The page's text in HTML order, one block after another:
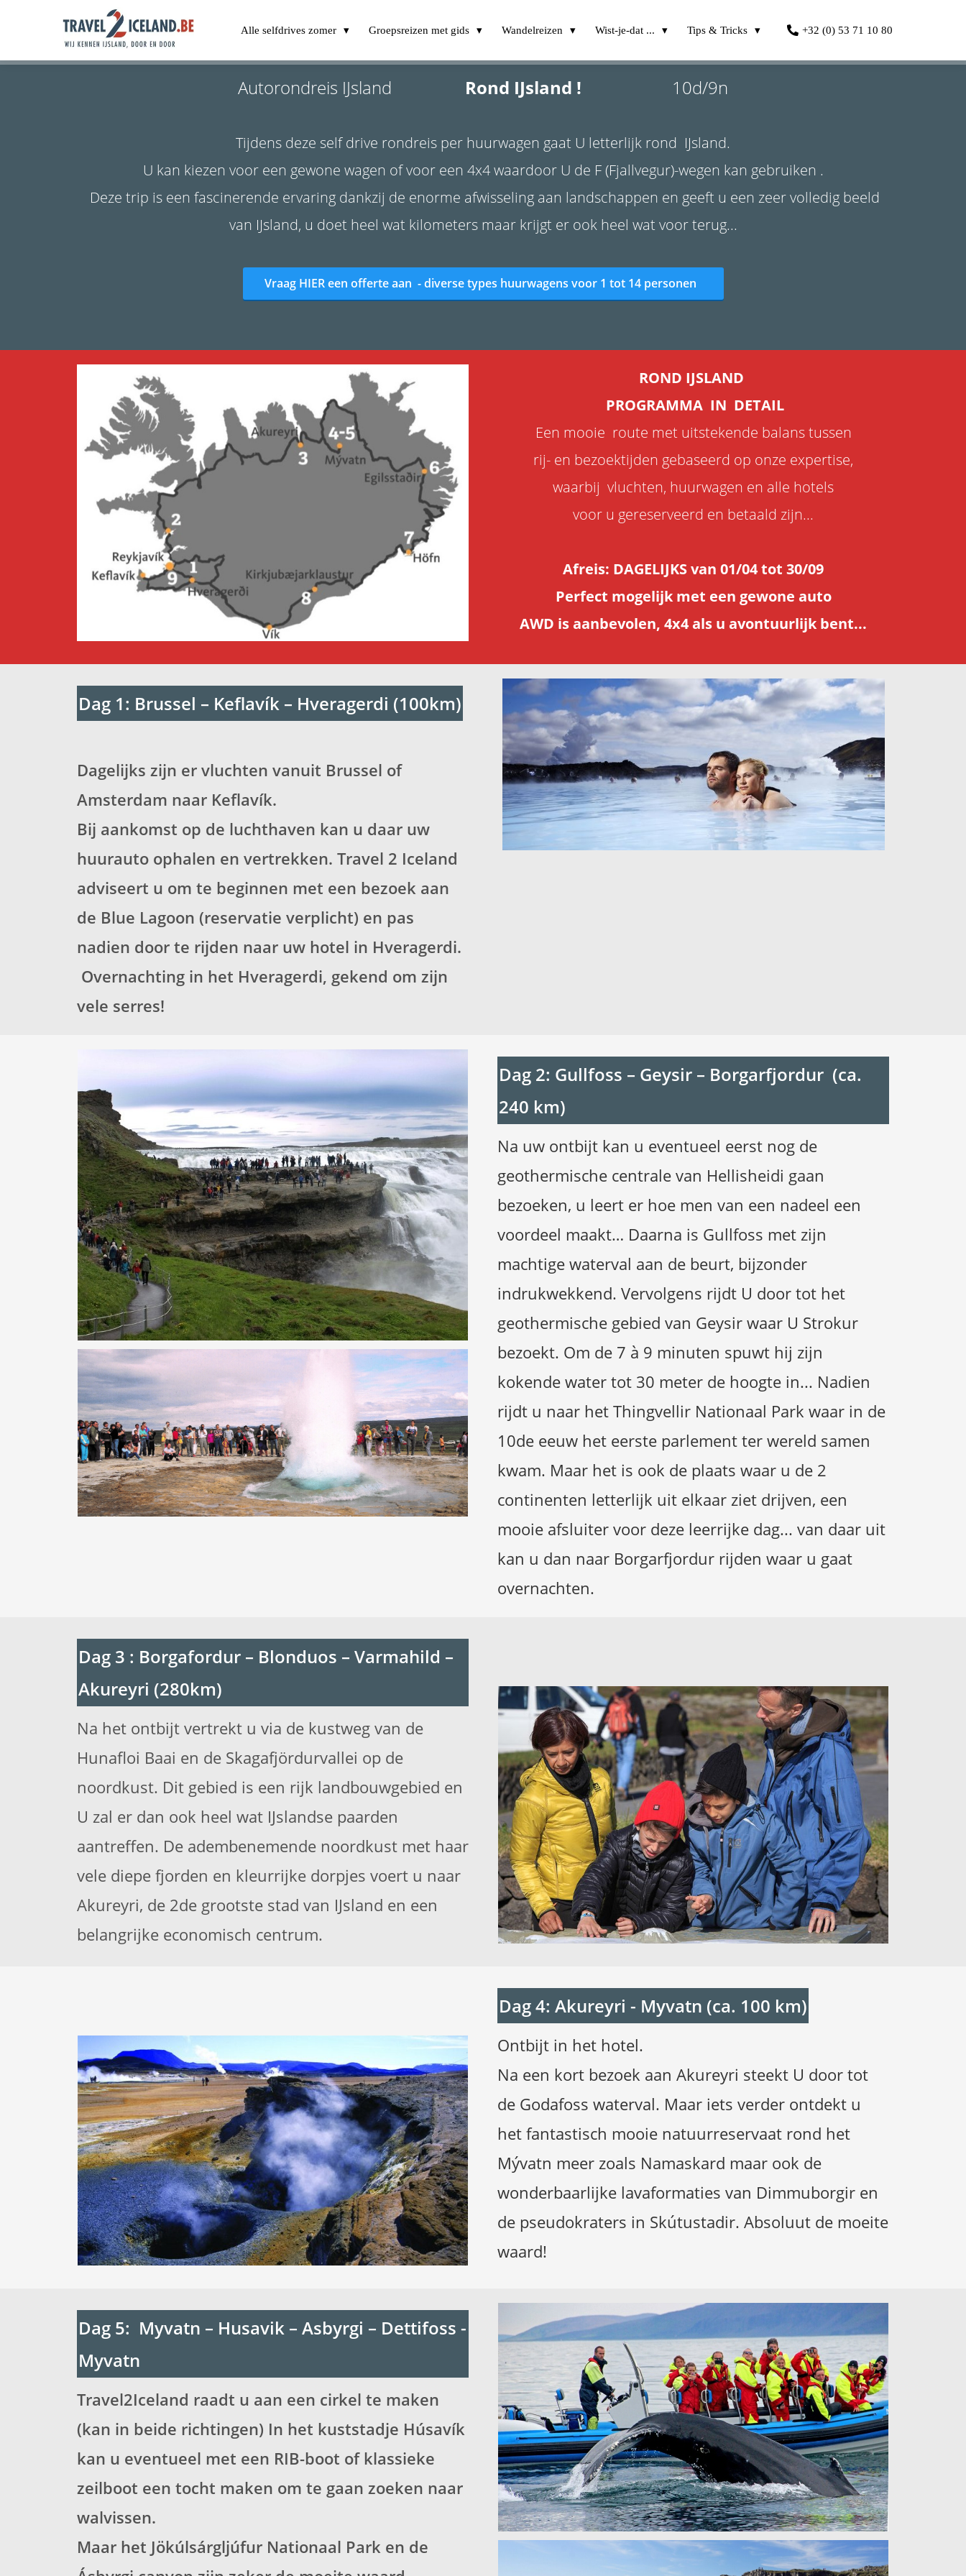
Alle selfdrives zomer Groepsreizen met gids Wandelreizen Wist-je-dat ... Tips & Tricks +32 (0) 53 71 10 80
Autorondreis IJsland Rond IJsland ! 10d/9n
Tijdens deze self drive rondreis per huurwagen gaat U letterlijk rond IJsland.
U kan kiezen voor een gewone wagen of voor een 4x4 waardoor U de F (Fjallvegur)-wegen kan gebruiken .
Deze trip is een fascinerende ervaring dankzij de enorme afwisseling aan landschappen en geeft u een zeer volledig beeld
van IJsland, u doet heel wat kilometers maar krijgt er ook heel wat voor terug...
Vraag HIER een offerte aan - diverse types huurwagens voor 1 tot 14 personen
ROND IJSLAND
PROGRAMMA IN DETAIL
Een mooie route met uitstekende balans tussen
rij- en bezoektijden gebaseerd op onze expertise,
waarbij vluchten, huurwagen en alle hotels
voor u gereserveerd en betaald zijn...
Afreis: DAGELIJKS van 01/04 tot 30/09
Perfect mogelijk met een gewone auto
AWD is aanbevolen, 4x4 als u avontuurlijk bent...
Dag 1: Brussel – Keflavík – Hveragerdi (100km)
Dagelijks zijn er vluchten vanuit Brussel of
Amsterdam naar Keflavík.
Bij aankomst op de luchthaven kan u daar uw
huurauto ophalen en vertrekken. Travel 2 Iceland
adviseert u om te beginnen met een bezoek aan
de Blue Lagoon (reservatie verplicht) en pas
nadien door te rijden naar uw hotel in Hveragerdi.
Overnachting in het Hveragerdi, gekend om zijn
vele serres!
Dag 2: Gullfoss – Geysir – Borgarfjordur (ca.
240 km)
Na uw ontbijt kan u eventueel eerst nog de
geothermische centrale van Hellisheidi gaan
bezoeken, u leert er hoe men van een nadeel een
voordeel maakt… Daarna is Gullfoss met zijn
machtige waterval aan de beurt, bijzonder
indrukwekkend. Vervolgens rijdt U door tot het
geothermische gebied van Geysir waar U Strokur
bezoekt. Om de 7 à 9 minuten spuwt hij zijn
kokende water tot 30 meter de hoogte in... Nadien
rijdt u naar het Thingvellir Nationaal Park waar in de
10de eeuw het eerste parlement ter wereld samen
kwam. Maar het is ook de plaats waar u de 2
continenten letterlijk uit elkaar ziet drijven, een
mooie afsluiter voor deze leerrijke dag... van daar uit
kan u dan naar Borgarfjordur rijden waar u gaat
overnachten.
Dag 3 : Borgafordur – Blonduos – Varmahild –
Akureyri (280km)
Na het ontbijt vertrekt u via de kustweg van de
Hunafloi Baai en de Skagafjördurvallei op de
noordkust. Dit gebied is een rijk landbouwgebied en
U zal er dan ook heel wat IJslandse paarden
aantreffen. De adembenemende noordkust met haar
vele diepe fjorden en kleurrijke dorpjes voert u naar
Akureyri, de 2de grootste stad van IJsland en een
belangrijke economisch centrum.
Dag 4: Akureyri - Myvatn (ca. 100 km)
Ontbijt in het hotel.
Na een kort bezoek aan Akureyri steekt U door tot
de Godafoss waterval. Maar iets verder ontdekt u
het fantastisch mooie natuurreservaat rond het
Mývatn meer zoals Namaskard maar ook de
wonderbaarlijke lavaformaties van Dimmuborgir en
de pseudokraters in Skútustadir. Absoluut de moeite
waard!
Dag 5: Myvatn – Husavik – Asbyrgi – Dettifoss -
Myvatn
Travel2Iceland raadt u aan een cirkel te maken
(kan in beide richtingen) In het kuststadje Húsavík
kan u eventueel met een RIB-boot of klassieke
zeilboot een tocht maken om te gaan zoeken naar
walvissen.
Maar het Jökúlsárgljúfur Nationaal Park en de